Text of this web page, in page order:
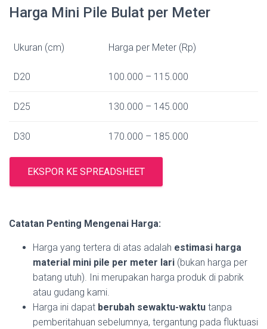
Harga Mini Pile Bulat per Meter
Ukuran (cm) Harga per Meter (Rp)
D20 100.000 – 115.000
D25 130.000 – 145.000
D30 170.000 – 185.000
EKSPOR KE SPREADSHEET
Catatan Penting Mengenai Harga:
Harga yang tertera di atas adalah estimasi harga
material mini pile per meter lari (bukan harga per
batang utuh). Ini merupakan harga produk di pabrik
atau gudang kami.
Harga ini dapat berubah sewaktu-waktu tanpa
pemberitahuan sebelumnya, tergantung pada fluktuasi